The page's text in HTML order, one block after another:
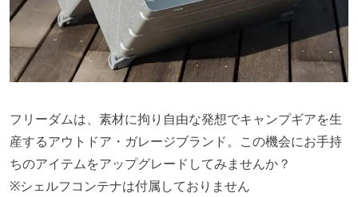
フリーダムは、素材に拘り自由な発想でキャンプギアを生
産するアウトドア・ガレージブランド。この機会にお手持
ちのアイテムをアップグレードしてみませんか？
※シェルフコンテナは付属しておりません